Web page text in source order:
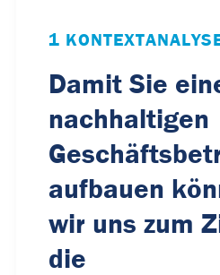
1
Damit Sie
nachhaltigen
aufbauen
wir uns zum
die